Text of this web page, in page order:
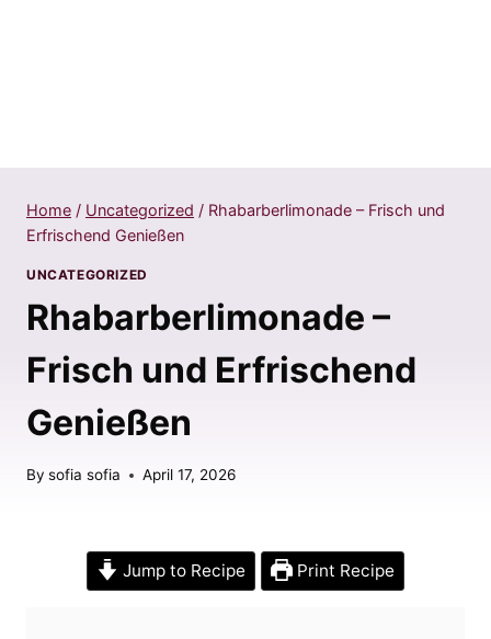
Home / Uncategorized / Rhabarberlimonade – Frisch und
Erfrischend Genießen
UNCATEGORIZED
Rhabarberlimonade –
Frisch und Erfrischend
Genießen
By sofia sofia April 17, 2026
Jump to Recipe Print Recipe